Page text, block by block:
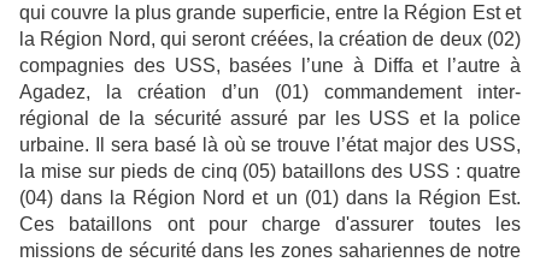
qui couvre la plus grande superficie, entre la Région Est et
la Région Nord, qui seront créées, la création de deux (02)
compagnies des USS, basées l’une à Diffa et l’autre à
Agadez, la création d’un (01) commandement inter-
régional de la sécurité assuré par les USS et la police
urbaine. Il sera basé là où se trouve l’état major des USS,
la mise sur pieds de cinq (05) bataillons des USS : quatre
(04) dans la Région Nord et un (01) dans la Région Est.
Ces bataillons ont pour charge d'assurer toutes les
missions de sécurité dans les zones sahariennes de notre